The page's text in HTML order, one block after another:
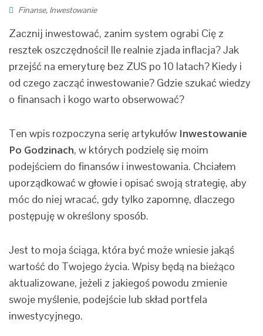
Finanse, Inwestowanie
Zacznij inwestować, zanim system ograbi Cię z
resztek oszczędności! Ile realnie zjada inflacja? Jak
przejść na emeryturę bez ZUS po 10 latach? Kiedy i
od czego zacząć inwestowanie? Gdzie szukać wiedzy
o finansach i kogo warto obserwować?
Ten wpis rozpoczyna serię artykułów Inwestowanie
Po Godzinach, w których podzielę się moim
podejściem do finansów i inwestowania. Chciałem
uporządkować w głowie i opisać swoją strategię, aby
móc do niej wracać, gdy tylko zapomnę, dlaczego
postępuję w określony sposób.
Jest to moja ściąga, która być może wniesie jakąś
wartość do Twojego życia. Wpisy będą na bieżąco
aktualizowane, jeżeli z jakiegoś powodu zmienie
swoje myślenie, podejście lub skład portfela
inwestycyjnego.